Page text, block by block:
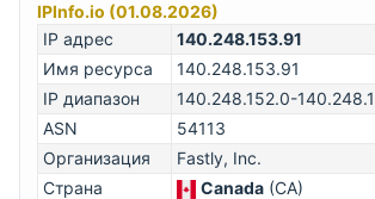
IPInfo.io (01.08.2026)
IP адрес
140.248.153.91
Имя ресурса
140.248.153.91
IP диапазон
140.248.152.0-
ASN
54113
Организация
Fastly, Inc.
Страна
Canada (CA)